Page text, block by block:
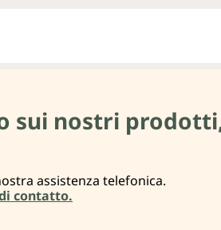
sui nostri
assistenza telefonica.
contatto.